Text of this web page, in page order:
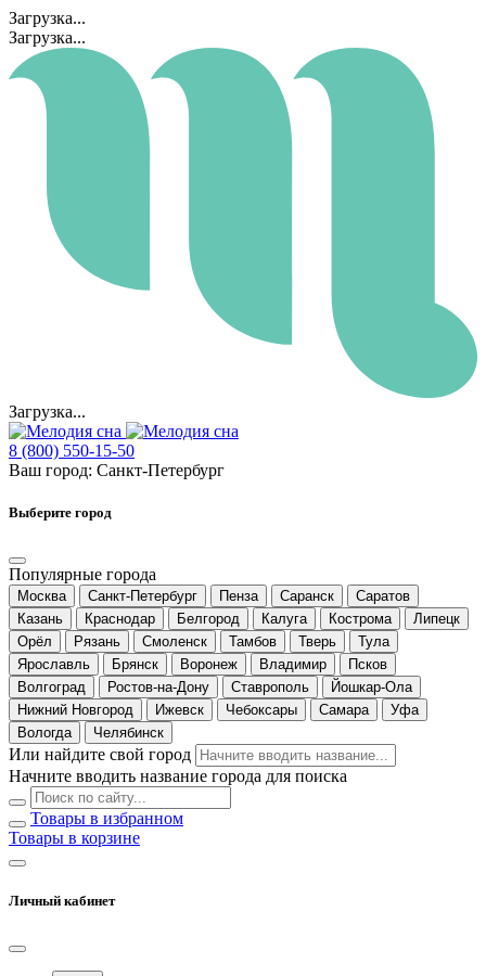
Загрузка...
Загрузка...
Загрузка...
8 (800) 550-15-50
Ваш город: Санкт-Петербург
Выберите город
Популярные города
Москва Санкт-Петербург Пенза Саранск
Саратов
Казань
Краснодар Белгород Калуга Кострома
Липецк
Орёл
Рязань Смоленск Тамбов Тверь
Тула
Ярославль
Брянск Воронеж Владимир
Псков
Волгоград
Ростов-на-Дону Ставрополь
Йошкар-Ола
Нижний Новгород
Ижевск Чебоксары Самара
Уфа
Вологда
Челябинск
Или найдите свой город
Начните вводить название города для поиска
Товары в избранном
Товары в корзине
Личный кабинет